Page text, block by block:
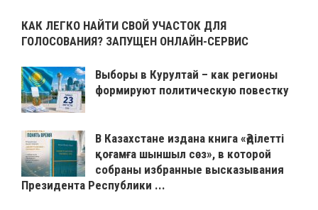
КАК ЛЕГКО НАЙТИ СВОЙ УЧАСТОК ДЛЯ
ГОЛОСОВАНИЯ? ЗАПУЩЕН ОНЛАЙН-СЕРВИС
Выборы в Курултай – как регионы
формируют политическую повестку
В Казахстане издана книга «Әділетті
қоғамға шыншыл сөз», в которой
собраны избранные высказывания
Президента Республики ...